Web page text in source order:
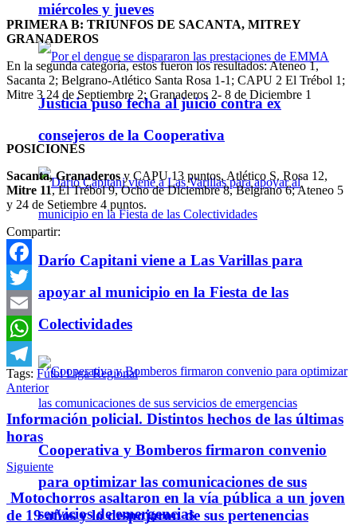
miércoles y jueves
Justicia puso fecha al juicio contra ex
consejeros de la Cooperativa
Darío Capitani viene a Las Varillas para
apoyar al municipio en la Fiesta de las
Colectividades
Cooperativa y Bomberos firmaron convenio
para optimizar las comunicaciones de sus
servicios de emergencias
PRIMERA B: TRIUNFOS DE SACANTA, MITREY
GRANADEROS
En la segunda categoría, estos fueron los resultados: Ateneo 1,
Sacanta 2; Belgrano-Atlético Santa Rosa 1-1; CAPU 2 El Trébol 1;
Mitre 3 24 de Septiembre 2; Granaderos 2- 8 de Diciembre 1
POSICIONES
Sacanta, Granaderosy CAPU 13 puntos, Atlético S. Rosa 12,
Mitre 11, El Trébol 9, Ocho de Diciembre 8, Belgrano 6; Ateneo 5
y 24 de Setiembre 4 puntos.
Compartir:
Facebook
Twitter
Email
WhatsApp
Telegram
Tags: Fútbl Liga Regional
Anterior
Información policial. Distintos hechos de las últimas
horas
Siguiente
Motochorros asaltaron en la vía pública a un joven
de 19 años y lo despojaron de sus pertenencias